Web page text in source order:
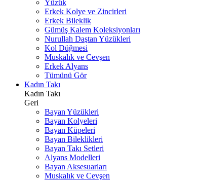
Yüzük
Erkek Kolye ve Zincirleri
Erkek Bileklik
Gümüş Kalem Koleksiyonları
Nurullah Daştan Yüzükleri
Kol Düğmesi
Muskalık ve Cevşen
Erkek Alyans
Tümünü Gör
Kadın Takı
Kadın Takı
Geri
Bayan Yüzükleri
Bayan Kolyeleri
Bayan Küpeleri
Bayan Bileklikleri
Bayan Takı Setleri
Alyans Modelleri
Bayan Aksesuarları
Muskalık ve Cevşen